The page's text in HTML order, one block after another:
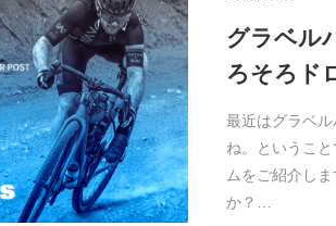
グラベル
ろそろド
最近はグラベ
ね。というこ
ムをご紹介し
か？…